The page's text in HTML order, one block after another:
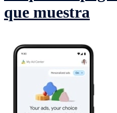
que muestra